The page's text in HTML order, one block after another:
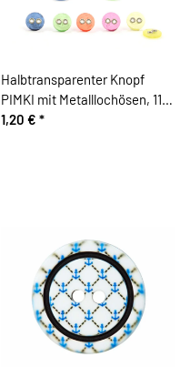
Halbtransparenter Knopf
PIMKI mit Metalllochösen, 11
mm, Union Knopf
1,20 € *